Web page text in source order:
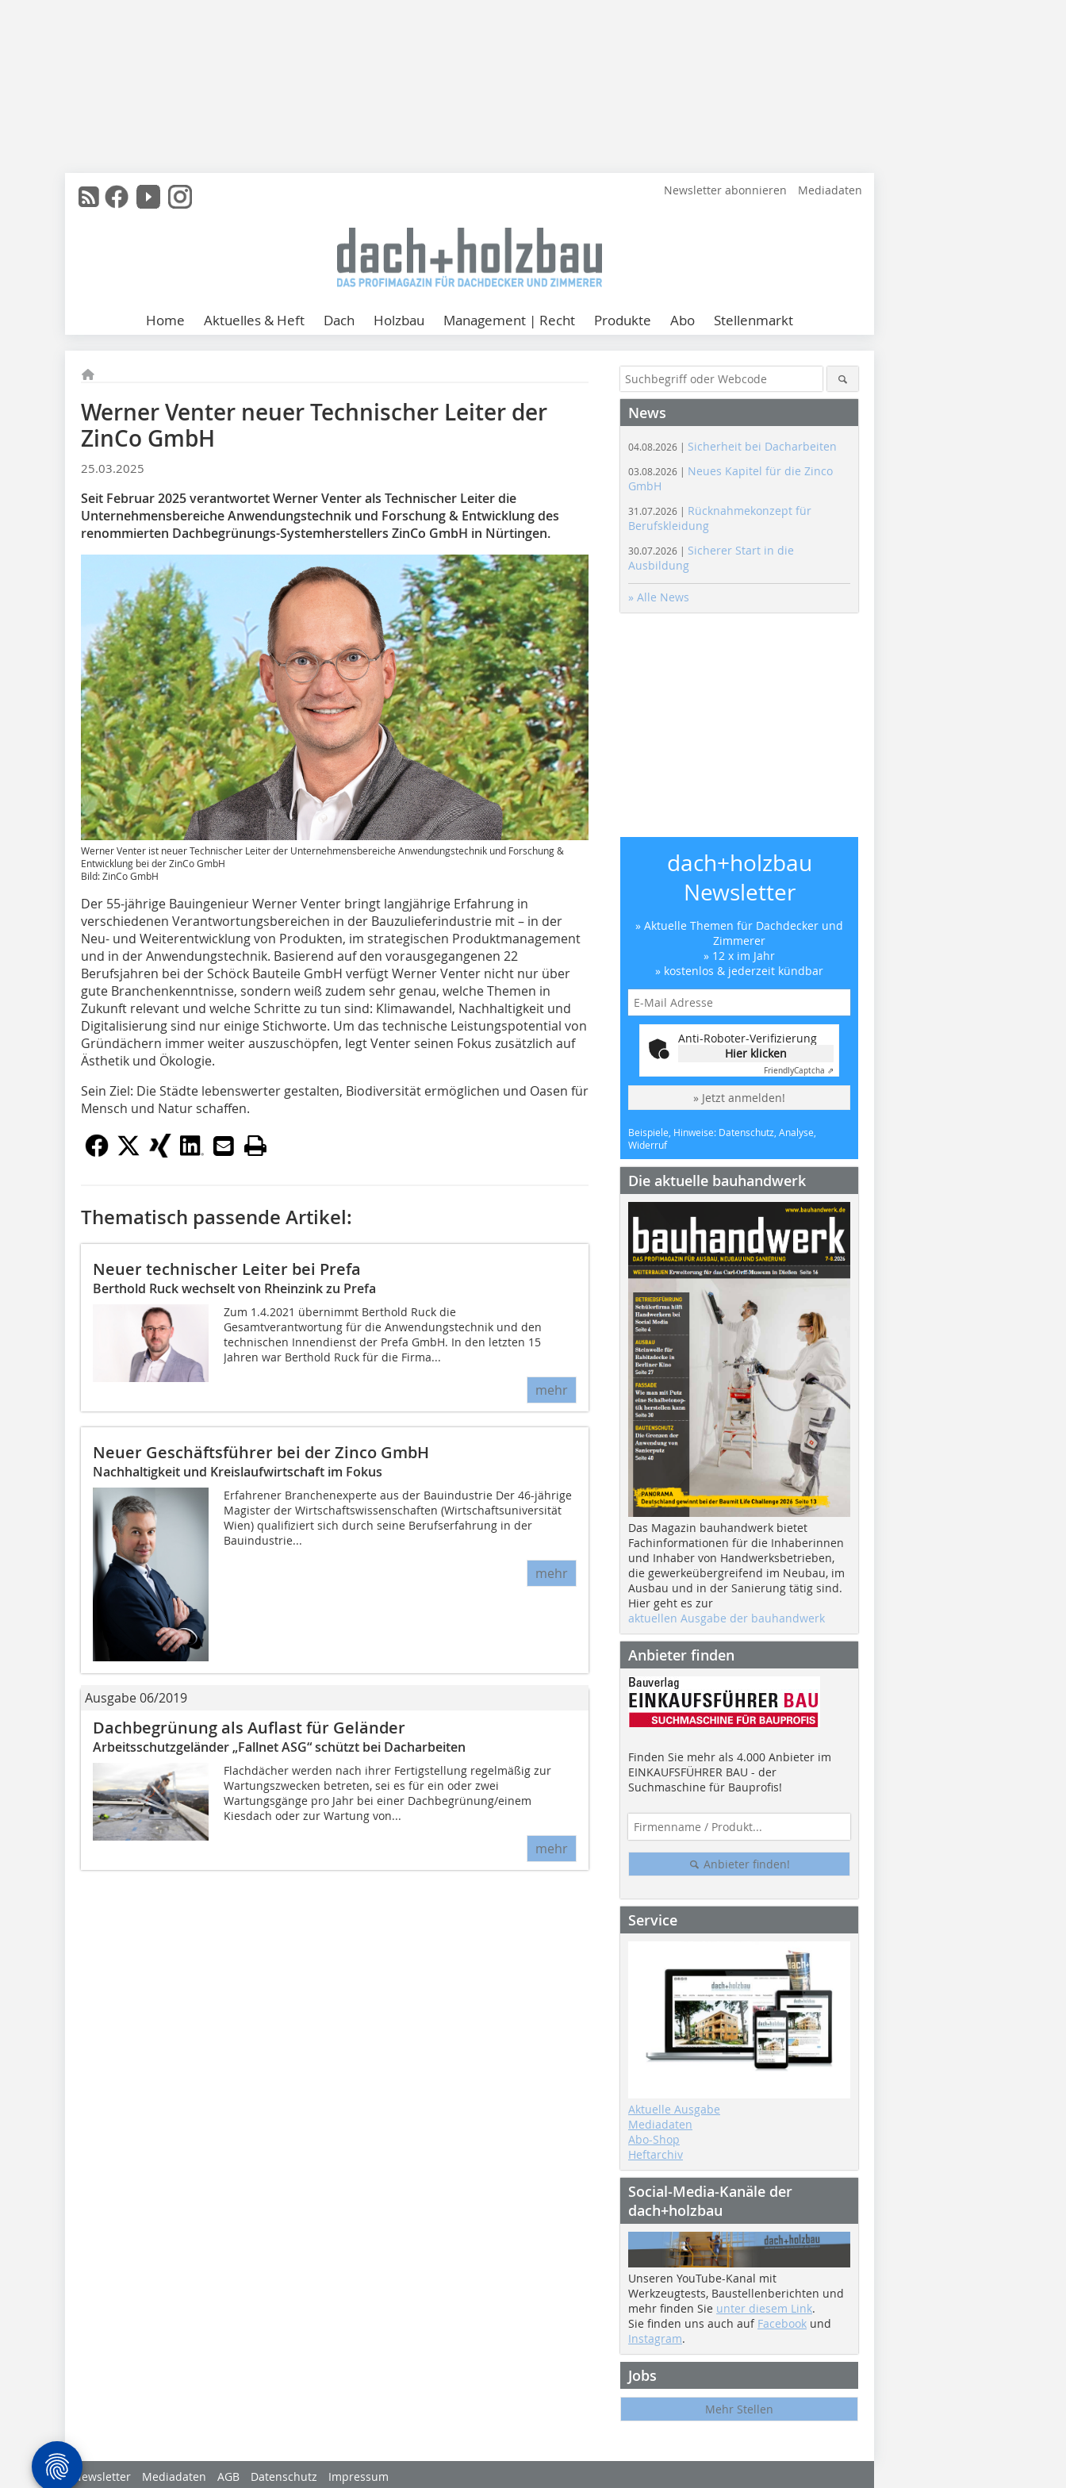
Newsletter abonnieren Mediadaten
Home Aktuelles & Heft Dach Holzbau Management | Recht Produkte Abo Stellenmarkt
Werner Venter neuer Technischer Leiter der
ZinCo GmbH
25.03.2025
Seit Februar 2025 verantwortet Werner Venter als Technischer Leiter die
Unternehmensbereiche Anwendungstechnik und Forschung & Entwicklung des
renommierten Dachbegrünungs-Systemherstellers ZinCo GmbH in Nürtingen.
Werner Venter ist neuer Technischer Leiter der Unternehmensbereiche Anwendungstechnik und Forschung &
Entwicklung bei der ZinCo GmbH
Bild: ZinCo GmbH
Der 55-jährige Bauingenieur Werner Venter bringt langjährige Erfahrung in
verschiedenen Verantwortungsbereichen in der Bauzulieferindustrie mit – in der
Neu- und Weiterentwicklung von Produkten, im strategischen Produktmanagement
und in der Anwendungstechnik. Basierend auf den vorausgegangenen 22
Berufsjahren bei der Schöck Bauteile GmbH verfügt Werner Venter nicht nur über
gute Branchenkenntnisse, sondern weiß zudem sehr genau, welche Themen in
Zukunft relevant und welche Schritte zu tun sind: Klimawandel, Nachhaltigkeit und
Digitalisierung sind nur einige Stichworte. Um das technische Leistungspotential von
Gründächern immer weiter auszuschöpfen, legt Venter seinen Fokus zusätzlich auf
Ästhetik und Ökologie.
Sein Ziel: Die Städte lebenswerter gestalten, Biodiversität ermöglichen und Oasen für
Mensch und Natur schaffen.
Thematisch passende Artikel:
Neuer technischer Leiter bei Prefa
Berthold Ruck wechselt von Rheinzink zu Prefa
Zum 1.4.2021 übernimmt Berthold Ruck die
Gesamtverantwortung für die Anwendungstechnik und den
technischen Innendienst der Prefa GmbH. In den letzten 15
Jahren war Berthold Ruck für die Firma...
mehr
Neuer Geschäftsführer bei der Zinco GmbH
Nachhaltigkeit und Kreislaufwirtschaft im Fokus
Erfahrener Branchenexperte aus der Bauindustrie Der 46-jährige
Magister der Wirtschaftswissenschaften (Wirtschaftsuniversität
Wien) qualifiziert sich durch seine Berufserfahrung in der
Bauindustrie...
mehr
Ausgabe 06/2019
Dachbegrünung als Auflast für Geländer
Arbeitsschutzgeländer „Fallnet ASG“ schützt bei Dacharbeiten
Flachdächer werden nach ihrer Fertigstellung regelmäßig zur
Wartungszwecken betreten, sei es für ein oder zwei
Wartungsgänge pro Jahr bei einer Dachbegrünung/einem
Kiesdach oder zur Wartung von...
mehr
News
04.08.2026 | Sicherheit bei Dacharbeiten
03.08.2026 | Neues Kapitel für die Zinco
GmbH
31.07.2026 | Rücknahmekonzept für
Berufskleidung
30.07.2026 | Sicherer Start in die
Ausbildung
» Alle News
dach+holzbau
Newsletter
» Aktuelle Themen für Dachdecker und
Zimmerer
» 12 x im Jahr
» kostenlos & jederzeit kündbar
Anti-Roboter-Verifizierung
Hier klicken
FriendlyCaptcha ⇗
» Jetzt anmelden!
Beispiele, Hinweise: Datenschutz, Analyse,
Widerruf
Die aktuelle bauhandwerk
Das Magazin bauhandwerk bietet
Fachinformationen für die Inhaberinnen
und Inhaber von Handwerksbetrieben,
die gewerkeübergreifend im Neubau, im
Ausbau und in der Sanierung tätig sind.
Hier geht es zur
aktuellen Ausgabe der bauhandwerk
Anbieter finden
Finden Sie mehr als 4.000 Anbieter im
EINKAUFSFÜHRER BAU - der
Suchmaschine für Bauprofis!
Anbieter finden!
Service
Aktuelle Ausgabe
Mediadaten
Abo-Shop
Heftarchiv
Social-Media-Kanäle der
dach+holzbau
Unseren YouTube-Kanal mit
Werkzeugtests, Baustellenberichten und
mehr finden Sie unter diesem Link.
Sie finden uns auch auf Facebook und
Instagram.
Jobs
Mehr Stellen
Newsletter Mediadaten AGB Datenschutz Impressum